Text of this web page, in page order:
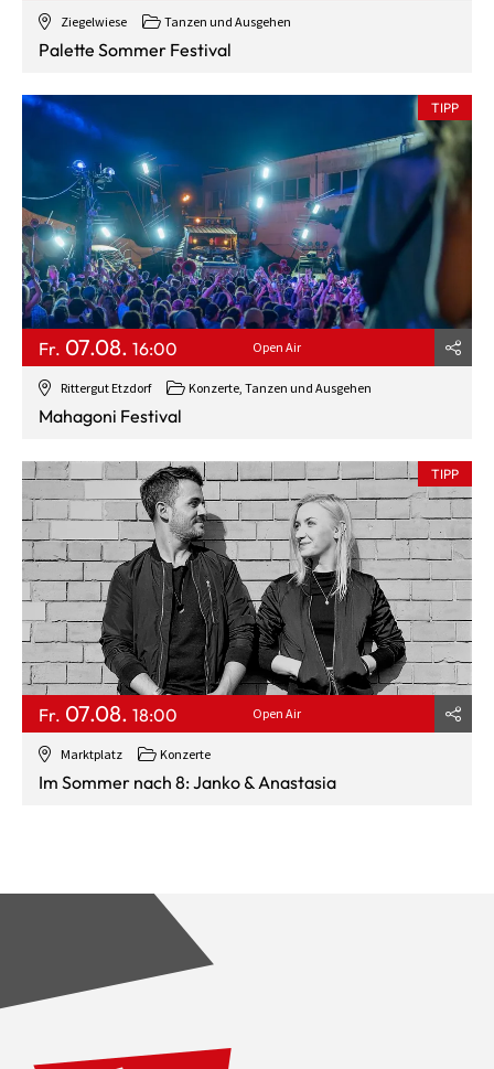
Ziegelwiese Tanzen und Ausgehen
Palette Sommer Festival
Rittergut Etzdorf Konzerte, Tanzen und Ausgehen
TIPP
Fr. 07.08. 16:00 Open Air
Mahagoni Festival
Marktplatz Konzerte
TIPP
Fr. 07.08. 18:00 Open Air
Im Sommer nach 8: Janko & Anastasia